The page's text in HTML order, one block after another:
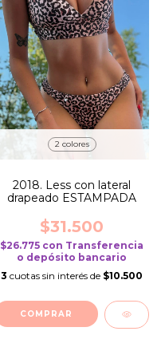
2 colores
2018. Less con lateral
drapeado ESTAMPADA
$31.500
$26.775 con Transferencia
o depósito bancario
3 cuotas sin interés de $10.500
COMPRAR